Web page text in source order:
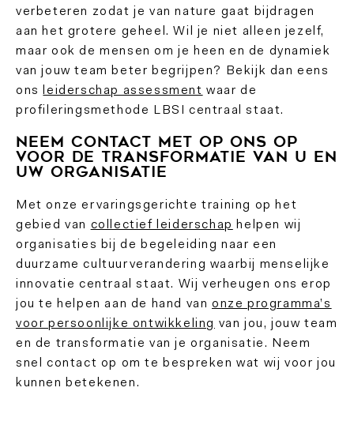
verbeteren zodat je van nature gaat bijdragen
aan het grotere geheel. Wil je niet alleen jezelf,
maar ook de mensen om je heen en de dynamiek
van jouw team beter begrijpen? Bekijk dan eens
onsleiderschap assessment waar de
profileringsmethode LBSI centraal staat.
Neem contact met op ons op
voor de transformatie van u en
uw organisatie
Met onze ervaringsgerichte training op het
gebied van collectief leiderschap helpen wij
organisaties bij de begeleiding naar een
duurzame cultuurverandering waarbij menselijke
innovatie centraal staat. Wij verheugen ons erop
jou te helpen aan de hand van onze programma’s
voor persoonlijke ontwikkeling van jou, jouw team
en de transformatie van je organisatie. Neem
snel contact op om te bespreken wat wij voor jou
kunnen betekenen.